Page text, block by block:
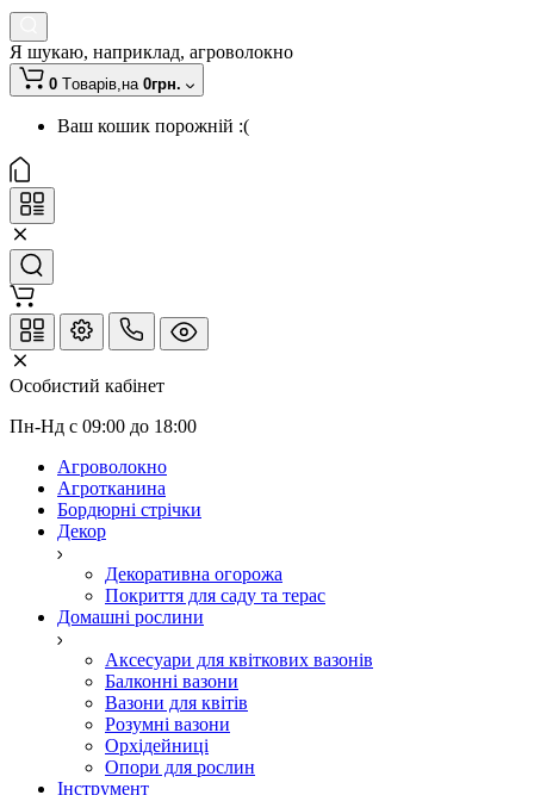
Я шукаю, наприклад, агроволокно
0 Tоварів,на 0грн.
Ваш кошик порожній :(
Особистий кабінет
Пн-Нд с 09:00 до 18:00
Агроволокно
Агротканина
Бордюрні стрічки
Декор
Декоративна огорожа
Покриття для саду та терас
Домашні рослини
Аксесуари для квіткових вазонів
Балконні вазони
Вазони для квітів
Розумні вазони
Орхідейниці
Опори для рослин
Інструмент